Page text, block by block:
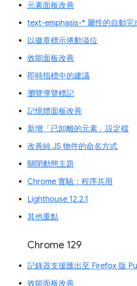
元素面板改善
text-emphasis-* 屬性的自動完
以徽章標示捲動溢位
效能面板改善
即時指標中的建議
瀏覽導覽標記
記憶體面板改善
新增「已卸離的元素」設定檔
改善純 JS 物件的命名方式
關閉動態主題
Chrome 實驗：程序共用
Lighthouse 12.2.1
其他重點
Chrome 129
記錄器支援匯出至 Firefox 版
效能面板改善